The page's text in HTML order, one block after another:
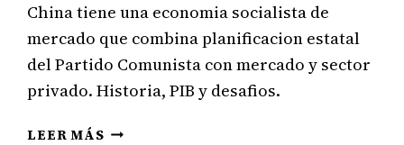
China tiene una economia socialista de
mercado que combina planificacion estatal
del Partido Comunista con mercado y sector
privado. Historia, PIB y desafios.
LEER MÁS SISTEMA